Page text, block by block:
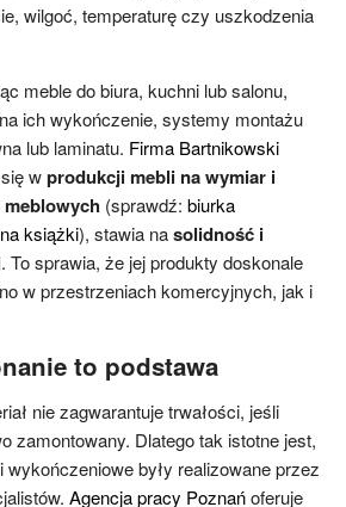
wilgoć, temperaturę czy uszkodzenia
meble do biura, kuchni lub salonu,
ich wykończenie, systemy montażu
lub laminatu. Firma Bartnikowski
wprodukcji mebli na wymiar i
(sprawdź: biurka
książki), stawia nasolidność i
. To sprawia, że jej produkty doskonale
w przestrzeniach komercyjnych, jak i
to podstawa
nie zagwarantuje trwałości, jeśli
zamontowany. Dlatego tak istotne jest,
wykończeniowe były realizowane przez
Agencja pracy Poznańoferuje